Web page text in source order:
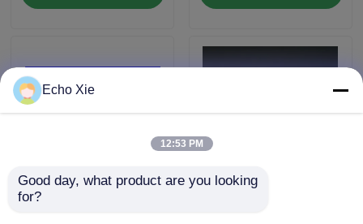
私達に連絡しなさい
10mL ガラスびんのラベル
ミニガラスボトル 5ml
Echo Xie
12:53 PM
Good day, what product are you looking
for?